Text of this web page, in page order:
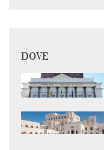
DOVE